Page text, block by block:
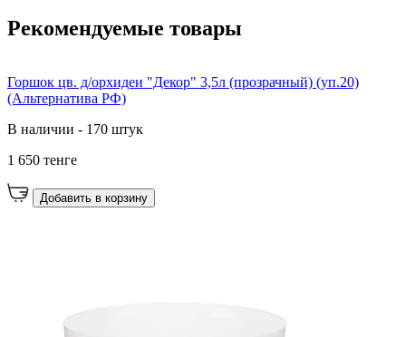
Рекомендуемые товары
Горшок цв. д/орхидеи "Декор" 3,5л (прозрачный) (уп.20)
(Альтернатива РФ)
В наличии - 170 штук
1 650 тенге
Добавить в корзину